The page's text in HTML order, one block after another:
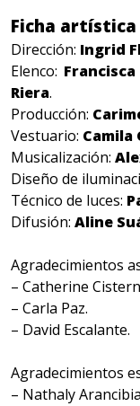
Ficha artística
Dirección: Ingrid
Elenco:
Riera.
Producción:
Vestuario: Camila
Musicalización:
Diseño de
Técnico de luces:
Difusión: Aline
Agradecimientos
– Catherine
– Carla Paz.
– David Escalante.
Agradecimientos
– Nathaly